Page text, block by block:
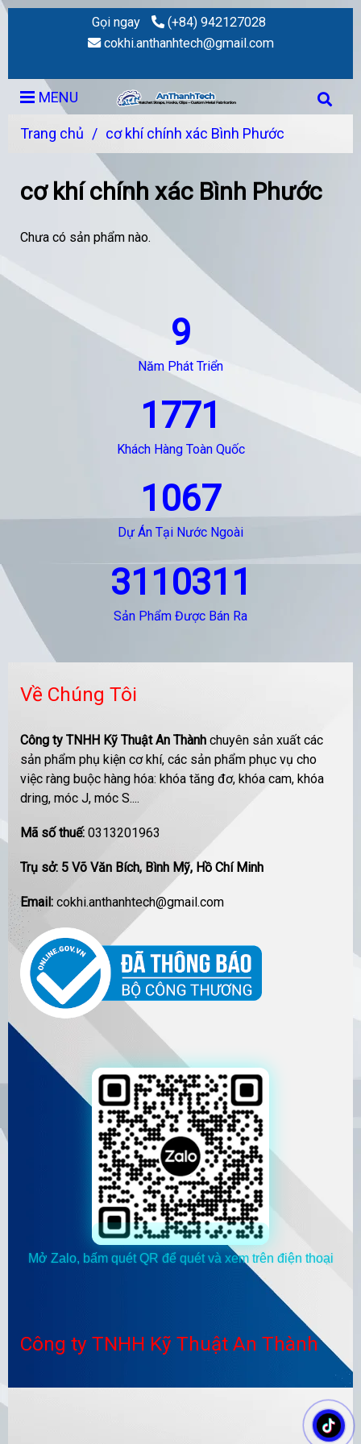
Gọi ngay
(+84) 942127028
cokhi.anthanhtech@gmail.com
MENU
Trang chủ / cơ khí chính xác Bình Phước
cơ khí chính xác Bình Phước
Chưa có sản phẩm nào.
9
Năm Phát Triển
1771
Khách Hàng Toàn Quốc
1067
Dự Án Tại Nước Ngoài
3110311
Sản Phẩm Được Bán Ra
Về Chúng Tôi
Công ty TNHH Kỹ Thuật An Thành chuyên sản xuất các
sản phẩm phụ kiện cơ khí, các sản phẩm phục vụ cho
việc ràng buộc hàng hóa: khóa tăng đơ, khóa cam, khóa
dring, móc J, móc S....
Mã số thuế: 0313201963
Trụ sở: 5 Võ Văn Bích, Bình Mỹ, Hồ Chí Minh
Email: cokhi.anthanhtech@gmail.com
Mở Zalo, bấm quét QR để quét và xem trên điện thoại
Công ty TNHH Kỹ Thuật An Thành